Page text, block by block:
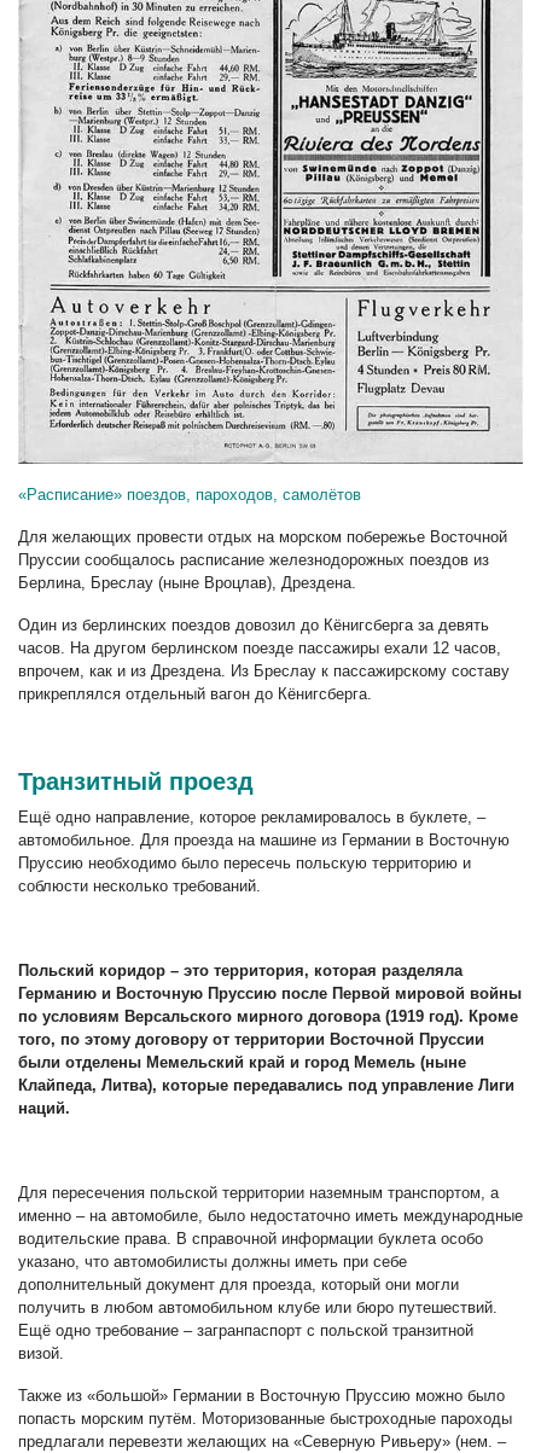
«Расписание» поездов, пароходов, самолётов
Для желающих провести отдых на морском побережье Восточной
Пруссии сообщалось расписание железнодорожных поездов из
Берлина, Бреслау (ныне Вроцлав), Дрездена.
Один из берлинских поездов довозил до Кёнигсберга за девять
часов. На другом берлинском поезде пассажиры ехали 12 часов,
впрочем, как и из Дрездена. Из Бреслау к пассажирскому составу
прикреплялся отдельный вагон до Кёнигсберга.
Транзитный проезд
Ещё одно направление, которое рекламировалось в буклете, –
автомобильное. Для проезда на машине из Германии в Восточную
Пруссию необходимо было пересечь польскую территорию и
соблюсти несколько требований.
Польский коридор – это территория, которая разделяла
Германию и Восточную Пруссию после Первой мировой войны
по условиям Версальского мирного договора (1919 год). Кроме
того, по этому договору от территории Восточной Пруссии
были отделены Мемельский край и город Мемель (ныне
Клайпеда, Литва), которые передавались под управление Лиги
наций.
Для пересечения польской территории наземным транспортом, а
именно – на автомобиле, было недостаточно иметь международные
водительские права. В справочной информации буклета особо
указано, что автомобилисты должны иметь при себе
дополнительный документ для проезда, который они могли
получить в любом автомобильном клубе или бюро путешествий.
Ещё одно требование – загранпаспорт с польской транзитной
визой.
Также из «большой» Германии в Восточную Пруссию можно было
попасть морским путём. Моторизованные быстроходные пароходы
предлагали перевезти желающих на «Северную Ривьеру» (нем. –